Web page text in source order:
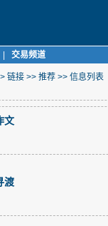
交易频道
链接 >> 推荐 >> 信息列表
文
渡